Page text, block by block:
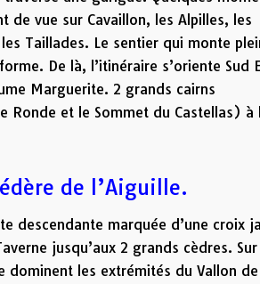
de vue sur Cavaillon, les Alpilles, les
Taillades. Le sentier qui monte
De là, l’itinéraire s’oriente Sud
Marguerite. 2 grands cairns
et le Sommet du Castellas) à
de l’Aiguille.
descendante marquée d’une croix
jusqu’aux 2 grands cèdres.
dominent les extrémités du Vallon